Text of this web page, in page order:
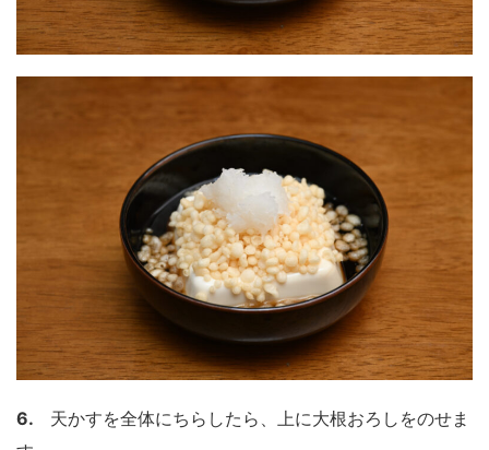
6. 天かすを全体にちらしたら、上に大根おろしをのせま